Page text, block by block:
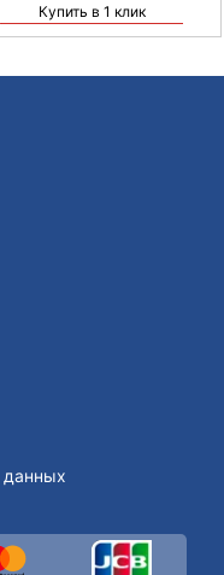
Купить в 1 клик
данных